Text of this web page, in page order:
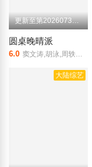
更新至第20260730期
圆桌晚晴派
6.0 窦文涛,胡泳,周轶君,马家辉,景军,许戈辉
大陆综艺